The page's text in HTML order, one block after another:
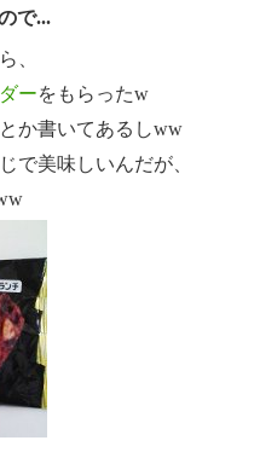
で...
、
ーをもらったw
か書いてあるしww
で美味しいんだが、